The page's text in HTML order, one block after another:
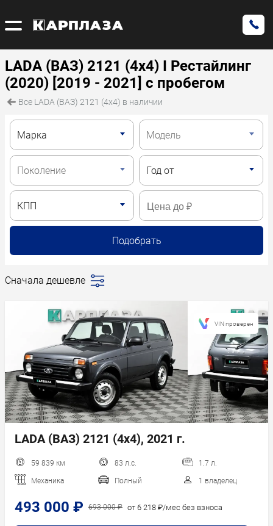
LADA (ВАЗ) 2121 (4x4) I Рестайлинг
(2020) [2019 - 2021] с пробегом
Все LADA (ВАЗ) 2121 (4x4) в наличии
Сначала дешевле
Сначала дешевле
Сначала дороже
Пробег
Год новее
Год старше
LADA (ВАЗ) 2121 (4x4), 2021 г.
59 839 км 83 л.с. 1.7 л.
Механика Полный 1 владелец
493 000 ₽ 693 000 ₽ от 6 218 ₽/мес без взноса
VIN проверен
Подобрать